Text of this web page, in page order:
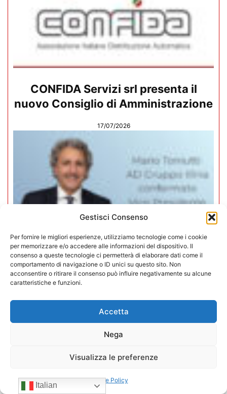
Gestisci Consenso
Per fornire le migliori esperienze, utilizziamo tecnologie come i cookie
per memorizzare e/o accedere alle informazioni del dispositivo. Il
consenso a queste tecnologie ci permetterà di elaborare dati come il
comportamento di navigazione o ID unici su questo sito. Non
acconsentire o ritirare il consenso può influire negativamente su alcune
caratteristiche e funzioni.
Accetta
Nega
Visualizza le preferenze
Cookie Policy
CONFIDA Servizi srl presenta il
nuovo Consiglio di Amministrazione
17/07/2026
Presidente di CONFIDA per il
quadriennio 2026-2030
Italian